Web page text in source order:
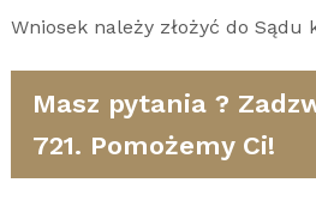
Wniosek należy złożyć do Sądu
Masz pytania ?
721. Pomożemy Ci!